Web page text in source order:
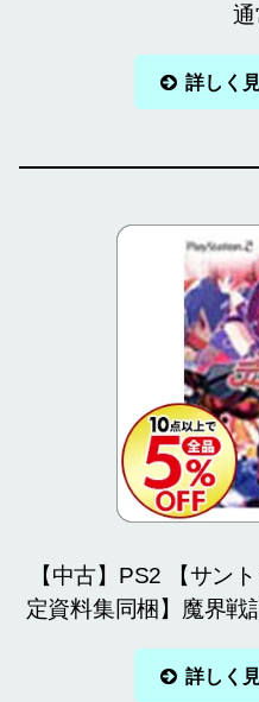
通
詳しく
【中古】PS2 【サン
定資料集同梱】魔界
詳しく